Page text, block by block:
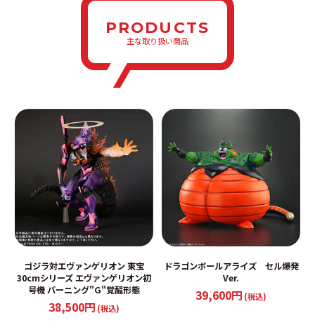
PRODUCTS
主な取り扱い商品
ゴジラ対エヴァンゲリオン 東宝
30cmシリーズ エヴァンゲリオン初
号機 バーニング"G"覚醒形態
38,500円 (税込)
ドラゴンボールアライズ セル爆発
Ver.
39,600円 (税込)